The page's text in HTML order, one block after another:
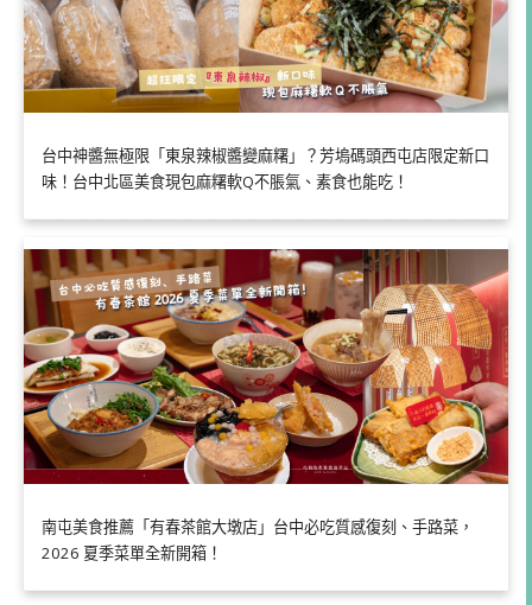
台中神醬無極限「東泉辣椒醬變麻糬」？芳塢碼頭西屯店限定新口
味！台中北區美食現包麻糬軟Q不脹氣、素食也能吃！
南屯美食推薦「有春茶館大墩店」台中必吃質感復刻、手路菜，
2026 夏季菜單全新開箱！